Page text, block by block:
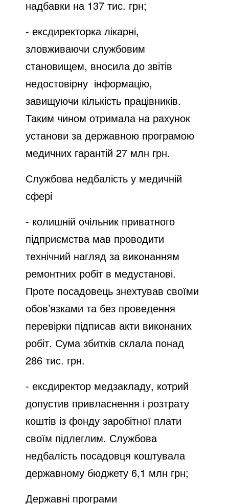
надбавки на 137 тис. грн;
- ексдиректорка лікарні,
зловживаючи службовим
становищем, вносила до звітів
недостовірну інформацію,
завищуючи кількість працівників.
Таким чином отримала на рахунок
установи за державною програмою
медичних гарантій 27 млн грн.
Службова недбалість у медичній
сфері
- колишній очільник приватного
підприємства мав проводити
технічний нагляд за виконанням
ремонтних робіт в медустанові.
Проте посадовець знехтував своїми
обов’язками та без проведення
перевірки підписав акти виконаних
робіт. Сума збитків склала понад
286 тис. грн.
- ексдиректор медзакладу, котрий
допустив привласнення і розтрату
коштів із фонду заробітної плати
своїм підлеглим. Службова
недбалість посадовця коштувала
державному бюджету 6,1 млн грн;
Державні програми